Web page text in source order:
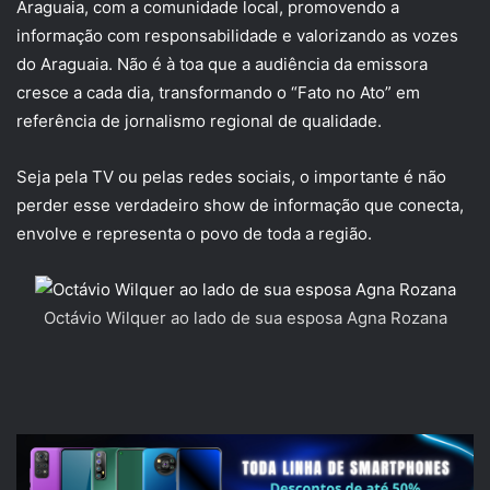
Araguaia, com a comunidade local, promovendo a
informação com responsabilidade e valorizando as vozes
do Araguaia. Não é à toa que a audiência da emissora
cresce a cada dia, transformando o “Fato no Ato” em
referência de jornalismo regional de qualidade.
Seja pela TV ou pelas redes sociais, o importante é não
perder esse verdadeiro show de informação que conecta,
envolve e representa o povo de toda a região.
Octávio Wilquer ao lado de sua esposa Agna Rozana